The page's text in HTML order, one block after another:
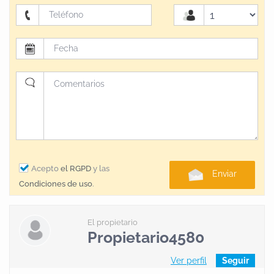
mejor manera para que tu paseo a caballo sea una
experiencia agradable y divertida.Los caballos que
ponemos a tu disposición han sido cuidadosamente
elegidos y entrenados, para que cualquier jinete, sea
cual sea su nivel de equitación, pueda disfrutarlos
OFRECEMOS CABALLOS PARA DISFRUTAR.
BIENVENIDO.¿Qué podemos ofrecerte?- Paseos -
Grandes rutas - Pupilaje - Desbrave, doma y herrador
Acepto el RGPD y las
Condiciones de uso.
Enviar
El propietario
Propietario4580
Ver perfil Seguir